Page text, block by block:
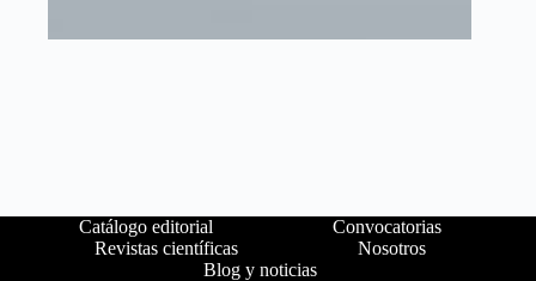
Catálogo editorial
Convocatorias
Revistas científicas
Nosotros
Blog y noticias